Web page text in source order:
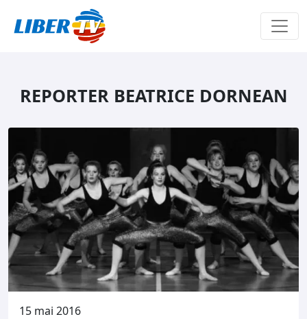
REPORTER BEATRICE DORNEAN
15 mai 2016